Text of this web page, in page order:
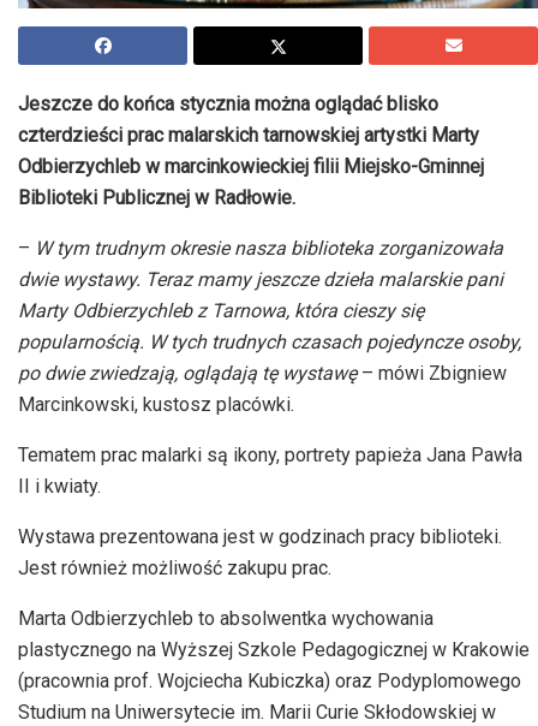
Jeszcze do końca stycznia można oglądać blisko
czterdzieści prac malarskich tarnowskiej artystki Marty
Odbierzychleb w marcinkowieckiej filii Miejsko-Gminnej
Biblioteki Publicznej w Radłowie.
– W tym trudnym okresie nasza biblioteka zorganizowała
dwie wystawy. Teraz mamy jeszcze dzieła malarskie pani
Marty Odbierzychleb z Tarnowa, która cieszy się
popularnością. W tych trudnych czasach pojedyncze osoby,
po dwie zwiedzają, oglądają tę wystawę– mówi Zbigniew
Marcinkowski, kustosz placówki.
Tematem prac malarki są ikony, portrety papieża Jana Pawła
II i kwiaty.
Wystawa prezentowana jest w godzinach pracy biblioteki.
Jest również możliwość zakupu prac.
Marta Odbierzychleb to absolwentka wychowania
plastycznego na Wyższej Szkole Pedagogicznej w Krakowie
(pracownia prof. Wojciecha Kubiczka) oraz Podyplomowego
Studium na Uniwersytecie im. Marii Curie Skłodowskiej w